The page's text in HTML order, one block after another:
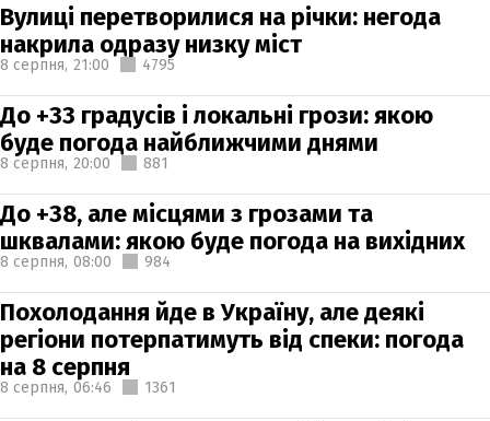
Вулиці перетворилися на річки: негода
накрила одразу низку міст
8 серпня, 21:00 4795
До +33 градусів і локальні грози: якою
буде погода найближчими днями
8 серпня, 20:00 881
До +38, але місцями з грозами та
шквалами: якою буде погода на вихідних
8 серпня, 08:00 984
Похолодання йде в Україну, але деякі
регіони потерпатимуть від спеки: погода
на 8 серпня
8 серпня, 06:46 1361